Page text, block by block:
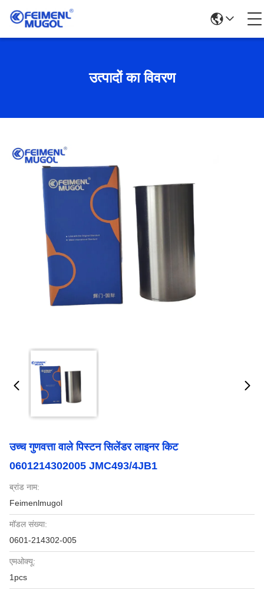
उत्पादों का विवरण
उच्च गुणवत्ता वाले पिस्टन सिलेंडर लाइनर किट
0601214302005 JMC493/4JB1
ब्रांड नाम:
Feimenlmugol
मॉडल संख्या:
0601-214302-005
एमओक्यू:
1pcs